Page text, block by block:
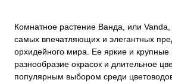
Комнатное растение Ванда, или
самых впечатляющих и элегантных
орхидейного мира. Ее яркие и крупные
разнообразие окрасок и длительное
популярным выбором среди